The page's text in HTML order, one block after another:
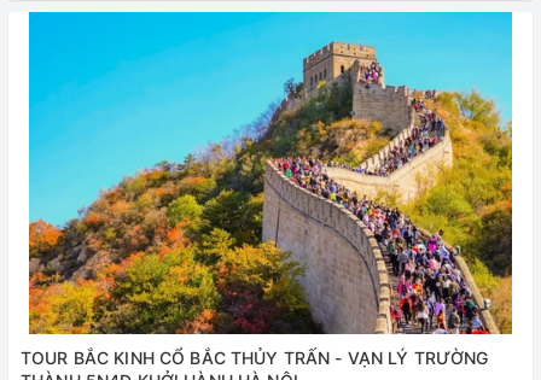
TOUR BẮC KINH CỔ BẮC THỦY TRẤN - VẠN LÝ TRƯỜNG